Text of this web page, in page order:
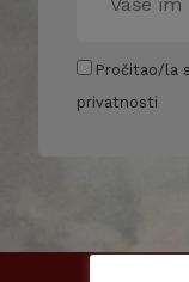
Pročitao/la
privatnosti